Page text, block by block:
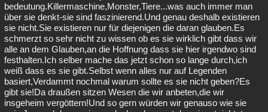
bedeutung.Killermaschine,Monster,Tiere...was auch immer man
über sie denkt-sie sind faszinierend.Und genau deshalb existieren
sie nicht.Sie existieren nur für diejenigen die daran glauben.Es
schmerzt so sehr nicht zu wissen ob es sie wirklich gibt dass wir
alle an dem Glauben,an die Hoffnung dass sie hier irgendwo sind
festhalten.Ich selber mache das jetzt schon so lange durch,ich
weiß dass es sie gibt.Selbst wenn alles nur auf Legenden
basiert,Verdammt nochmal warum sollte es sie nicht geben?Es
gibt sie!Da draußen sitzen Wesen die wir anbeten,die wir
insgeheim vergöttern!Und so gern würden wir genauso wie sie